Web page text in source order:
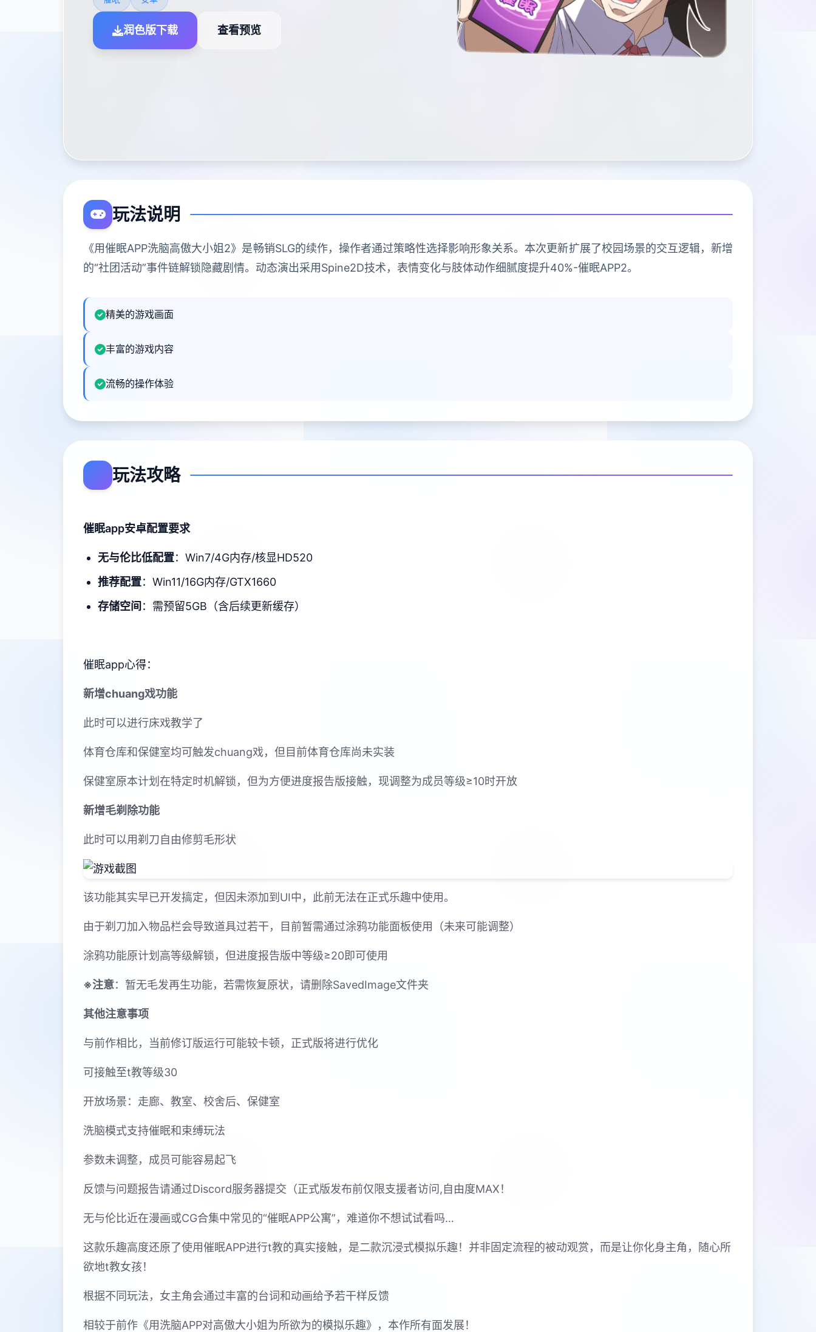
润色版下载 查看预览
玩法说明
《用催眠APP洗脑高傲大小姐2》是畅销SLG的续作，操作者通过策略性选择影响形象关系。本次更新扩展了校园场景的交互逻辑，新增
的“社团活动”事件链解锁隐藏剧情。动态演出采用Spine2D技术，表情变化与肢体动作细腻度提升40%-催眠APP2。
精美的游戏画面
丰富的游戏内容
流畅的操作体验
玩法攻略
催眠app安卓配置要求
​无与伦比低配置​​：Win7/4G内存/核显HD520
​推荐配置​​：Win11/16G内存/GTX1660
​存储空间​ ​：需预留5GB（含后续更新缓存）
催眠app心得：
新增chuang戏功能
此时可以进行床戏教学了
体育仓库和保健室均可触发chuang戏，但目前体育仓库尚未实装
保健室原本计划在特定时机解锁，但为方便进度报告版接触，现调整为成员等级≥10时开放
新增毛剃除功能
此时可以用剃刀自由修剪毛形状
该功能其实早已开发搞定，但因未添加到UI中，此前无法在正式乐趣中使用。
由于剃刀加入物品栏会导致道具过若干，目前暂需通过涂鸦功能面板使用（未来可能调整）
涂鸦功能原计划高等级解锁，但进度报告版中等级≥20即可使用
※注意：暂无毛发再生功能，若需恢复原状，请删除SavedImage文件夹
其他注意事项
与前作相比，当前修订版运行可能较卡顿，正式版将进行优化
可接触至t教等级30
开放场景：走廊、教室、校舍后、保健室
洗脑模式支持催眠和束缚玩法
参数未调整，成员可能容易起飞
反馈与问题报告请通过Discord服务器提交（正式版发布前仅限支援者访问,自由度MAX！
无与伦比近在漫画或CG合集中常见的“催眠APP公寓”，难道你不想试试看吗…
这款乐趣高度还原了使用催眠APP进行t教的真实接触，是二款沉浸式模拟乐趣！并非固定流程的被动观赏，而是让你化身主角，随心所
欲地t教女孩！
根据不同玩法，女主角会通过丰富的台词和动画给予若干样反馈
相较于前作《用洗脑APP对高傲大小姐为所欲为的模拟乐趣》，本作所有面发展！